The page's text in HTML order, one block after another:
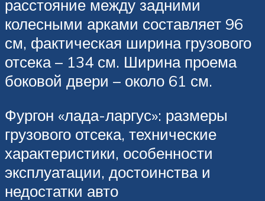
расстояние между задними
колесными арками составляет 96
см, фактическая ширина грузового
отсека – 134 см. Ширина проема
боковой двери – около 61 см.
Фургон «лада-ларгус»: размеры
грузового отсека, технические
характеристики, особенности
эксплуатации, достоинства и
недостатки авто